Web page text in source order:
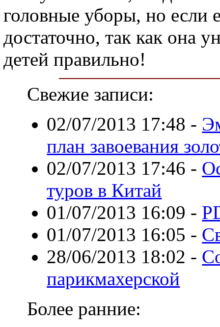
головные уборы, но если
достаточно, так как она
детей правильно!
Свежие записи:
02/07/2013 17:48 -
план завоевания
02/07/2013 17:46 -
туров в Китай
01/07/2013 16:09 -
01/07/2013 16:05 -
28/06/2013 18:02 -
парикмахерской
Более ранние: